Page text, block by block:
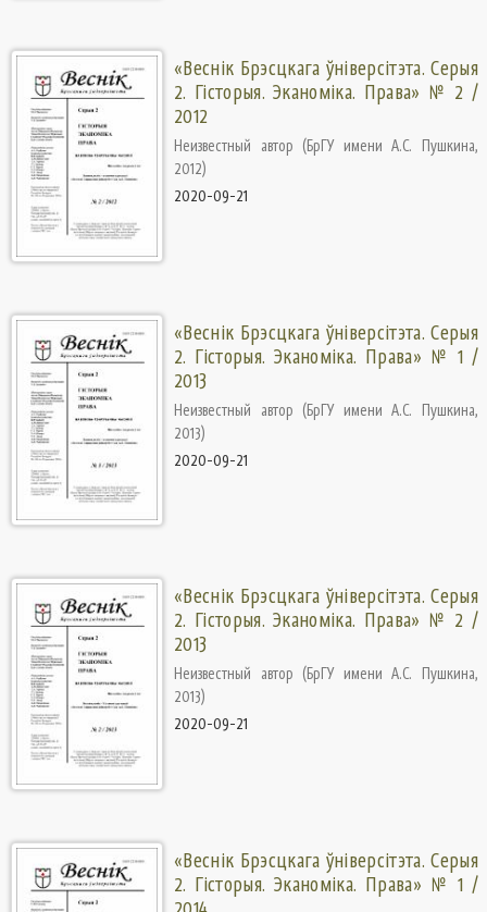
«Веснік Брэсцкага ўніверсітэта. Серыя
2. Гісторыя. Эканоміка. Права» № 2 /
2012
Неизвестный автор (БрГУ имени А.С. Пушкина,
2012)
2020-09-21
«Веснік Брэсцкага ўніверсітэта. Серыя
2. Гісторыя. Эканоміка. Права» № 1 /
2013
Неизвестный автор (БрГУ имени А.С. Пушкина,
2013)
2020-09-21
«Веснік Брэсцкага ўніверсітэта. Серыя
2. Гісторыя. Эканоміка. Права» № 2 /
2013
Неизвестный автор (БрГУ имени А.С. Пушкина,
2013)
2020-09-21
«Веснік Брэсцкага ўніверсітэта. Серыя
2. Гісторыя. Эканоміка. Права» № 1 /